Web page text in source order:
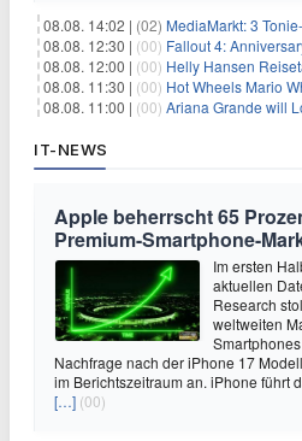
08.08. 14:02 | (02) MediaMarkt: 3
08.08. 12:30 | (00) Fallout 4:
08.08. 12:00 | (00) Helly Hansen Reisetasche
08.08. 11:30 | (00) Hot Wheels Mario
08.08. 11:00 | (00) Ariana Grande will
IT-NEWS
Apple beherrscht 65
Premium-Smartphone-
Im ersten
aktuellen
Research
weltweiten
Nachfrage nach der iPhone 17
im Berichtszeitraum an. iPhone führt
[…] (00)